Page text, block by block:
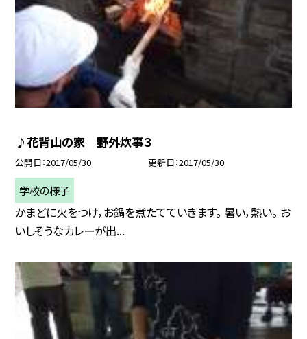
♪花背山の家 野外炊事３
公開日 2017/05/30 更新日 2017/05/30
学校の様子
かまどに火をつけ，お鍋を煮たてていきます。 暑い，熱い。 お
いしそうなカレーが出...